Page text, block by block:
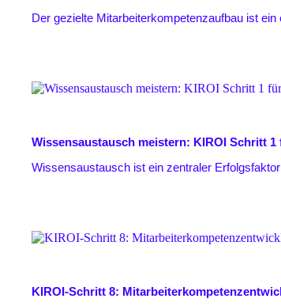
Der gezielte Mitarbeiterkompetenzaufbau ist
Wissensaustausch meistern: KIROI Schritt
Wissensaustausch ist ein zentraler
KIROI-Schritt 8: